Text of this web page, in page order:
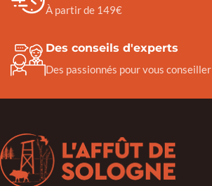
À partir de 149€
Des conseils d'experts
Des passionnés pour vous conseiller